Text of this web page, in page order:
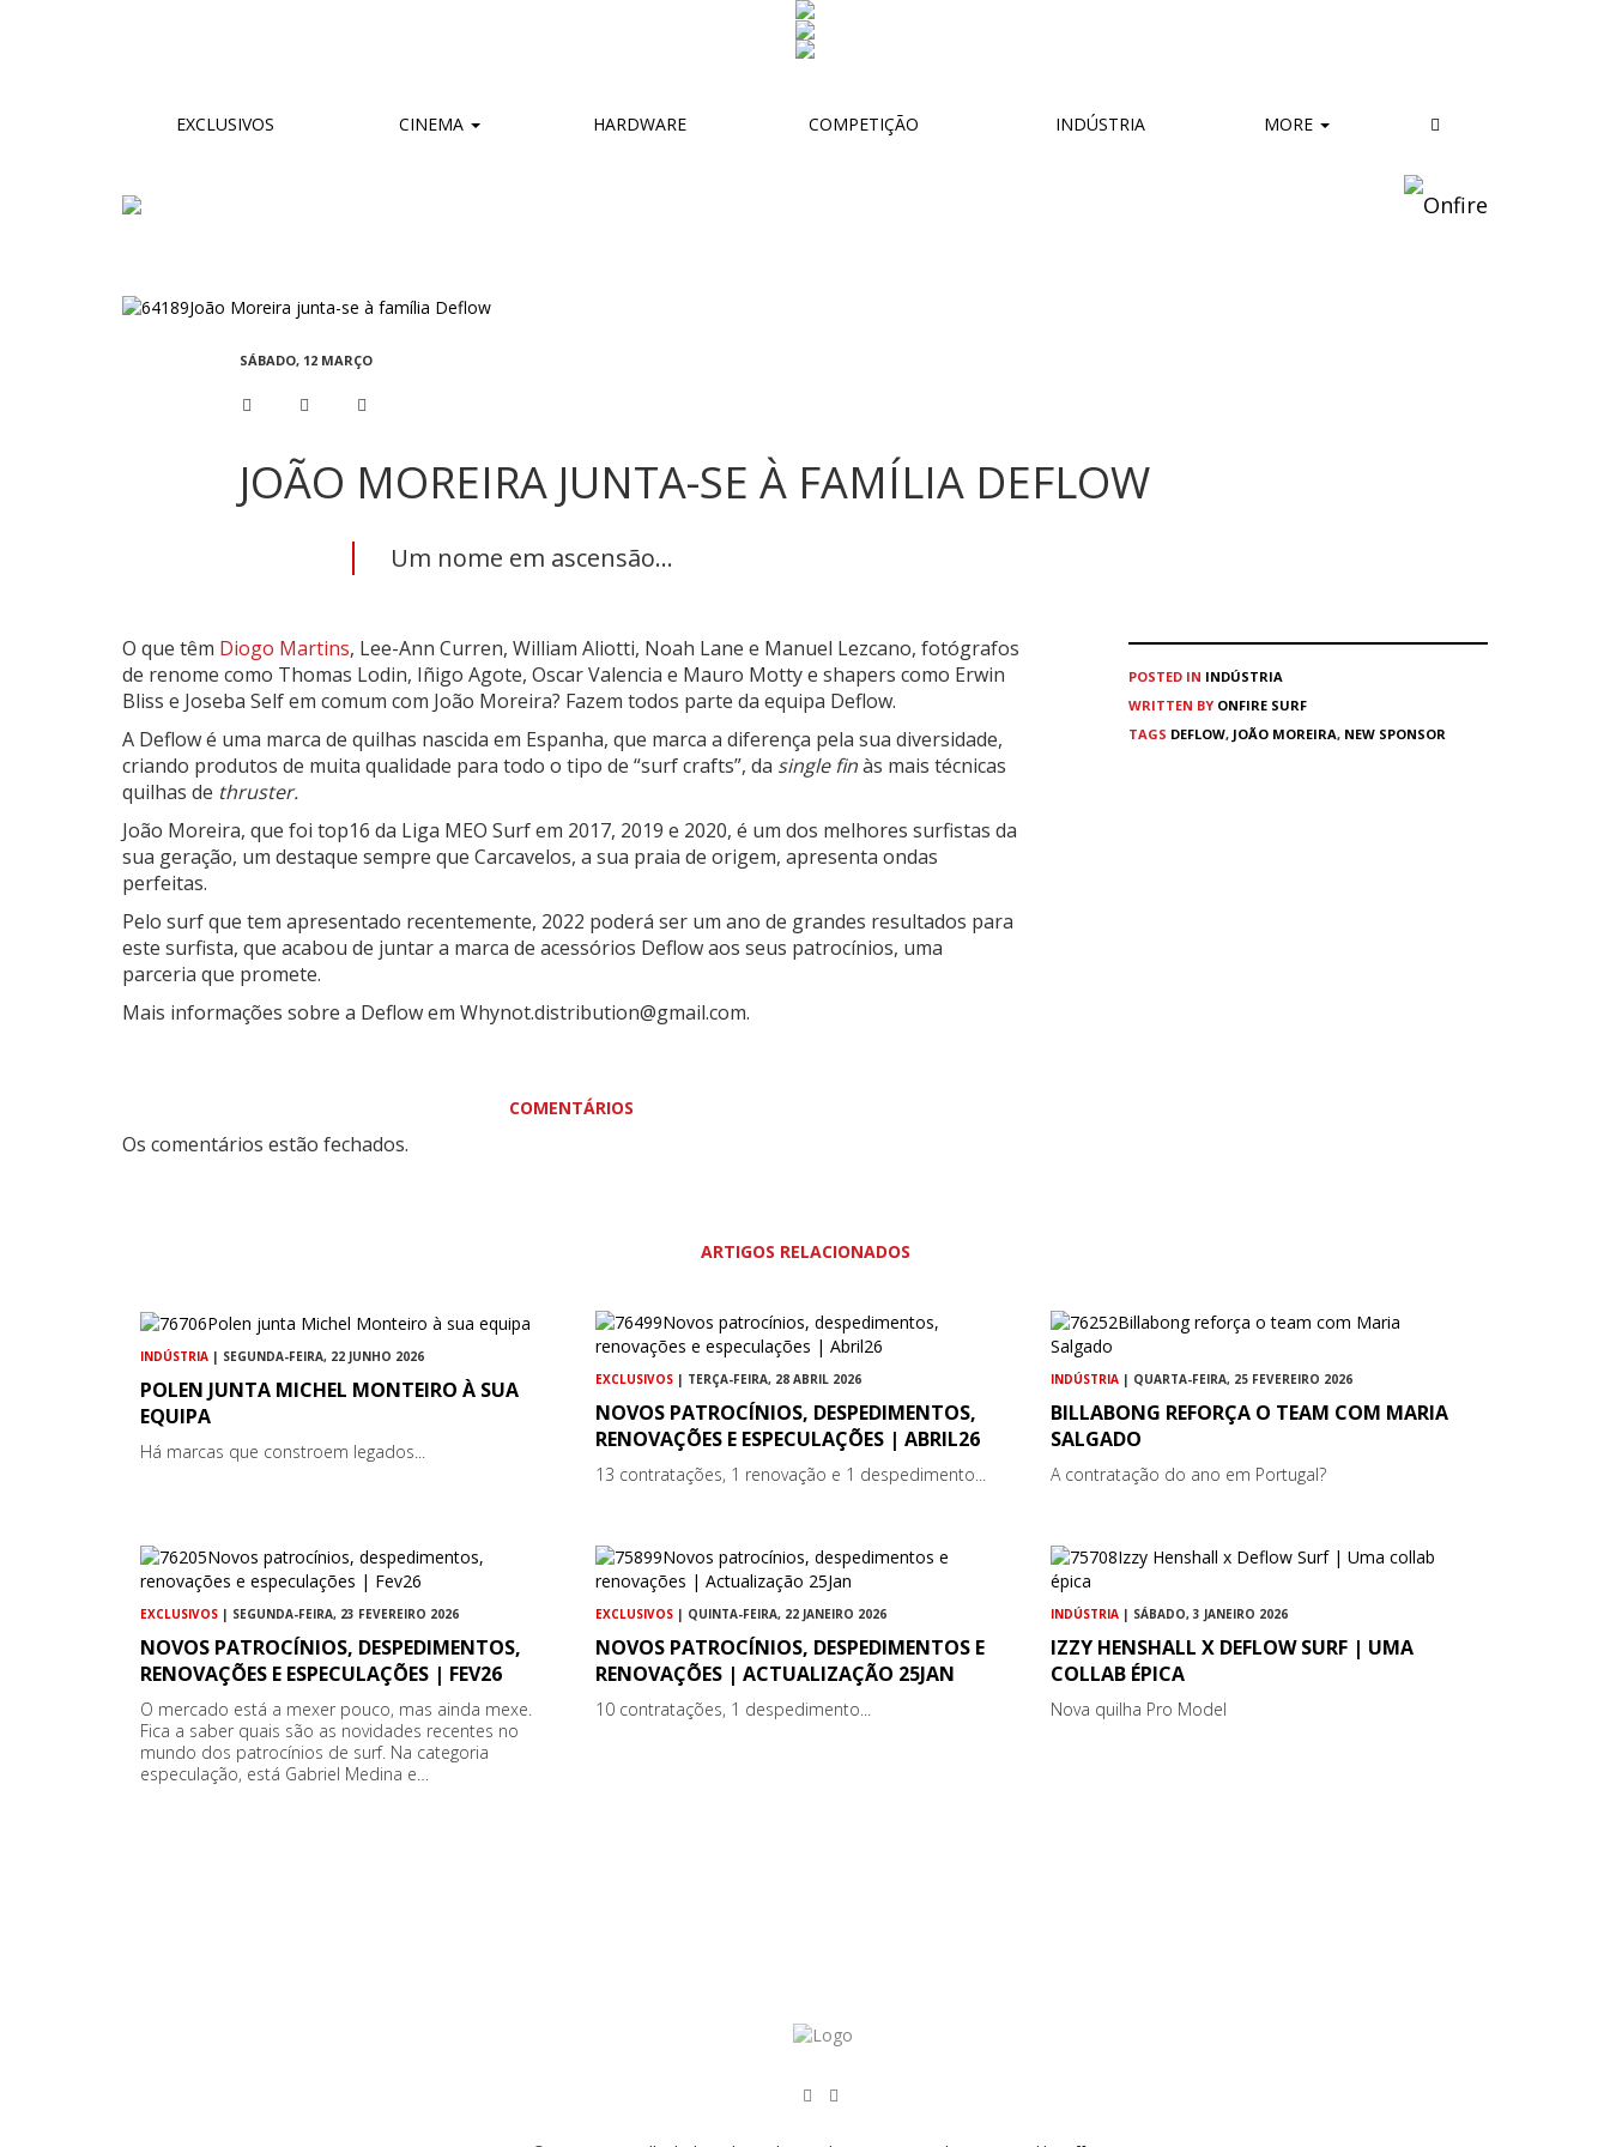
EXCLUSIVOS CINEMA HARDWARE COMPETIÇÃO INDÚSTRIA MORE
SÁBADO, 12 MARÇO
JOÃO MOREIRA JUNTA-SE À FAMÍLIA DEFLOW
Um nome em ascensão...
O que têm Diogo Martins, Lee-Ann Curren, William Aliotti, Noah Lane e Manuel Lezcano, fotógrafos
de renome como Thomas Lodin, Iñigo Agote, Oscar Valencia e Mauro Motty e shapers como Erwin
Bliss e Joseba Self em comum com João Moreira? Fazem todos parte da equipa Deflow.
A Deflow é uma marca de quilhas nascida em Espanha, que marca a diferença pela sua diversidade,
criando produtos de muita qualidade para todo o tipo de “surf crafts”, da single finàs mais técnicas
quilhas de thruster.
João Moreira, que foi top16 da Liga MEO Surf em 2017, 2019 e 2020, é um dos melhores surfistas da
sua geração, um destaque sempre que Carcavelos, a sua praia de origem, apresenta ondas
perfeitas.
Pelo surf que tem apresentado recentemente, 2022 poderá ser um ano de grandes resultados para
este surfista, que acabou de juntar a marca de acessórios Deflow aos seus patrocínios, uma
parceria que promete.
Mais informações sobre a Deflow em Whynot.distribution@gmail.com.
COMENTÁRIOS
Os comentários estão fechados.
POSTED IN INDÚSTRIA
WRITTEN BY ONFIRE SURF
TAGS DEFLOW, JOÃO MOREIRA, NEW SPONSOR
ARTIGOS RELACIONADOS
INDÚSTRIA | SEGUNDA-FEIRA, 22 JUNHO 2026
POLEN JUNTA MICHEL MONTEIRO À SUA
EQUIPA
Há marcas que constroem legados...
EXCLUSIVOS | TERÇA-FEIRA, 28 ABRIL 2026
NOVOS PATROCÍNIOS, DESPEDIMENTOS,
RENOVAÇÕES E ESPECULAÇÕES | ABRIL26
13 contratações, 1 renovação e 1 despedimento...
INDÚSTRIA | QUARTA-FEIRA, 25 FEVEREIRO 2026
BILLABONG REFORÇA O TEAM COM MARIA
SALGADO
A contratação do ano em Portugal?
EXCLUSIVOS | SEGUNDA-FEIRA, 23 FEVEREIRO 2026
NOVOS PATROCÍNIOS, DESPEDIMENTOS,
RENOVAÇÕES E ESPECULAÇÕES | FEV26
O mercado está a mexer pouco, mas ainda mexe.
Fica a saber quais são as novidades recentes no
mundo dos patrocínios de surf. Na categoria
especulação, está Gabriel Medina e…
EXCLUSIVOS | QUINTA-FEIRA, 22 JANEIRO 2026
NOVOS PATROCÍNIOS, DESPEDIMENTOS E
RENOVAÇÕES | ACTUALIZAÇÃO 25JAN
10 contratações, 1 despedimento...
INDÚSTRIA | SÁBADO, 3 JANEIRO 2026
IZZY HENSHALL X DEFLOW SURF | UMA
COLLAB ÉPICA
Nova quilha Pro Model